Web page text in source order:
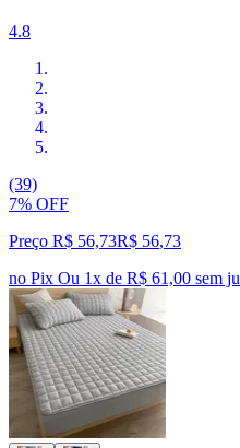
4.8
(39)
7% OFF
Preço R$ 56,73R$ 56,73
no Pix Ou 1x de R$ 61,00 sem